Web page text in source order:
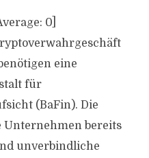
0]
eine
für
(BaFin). Die
Unternehmen bereits
unverbindliche